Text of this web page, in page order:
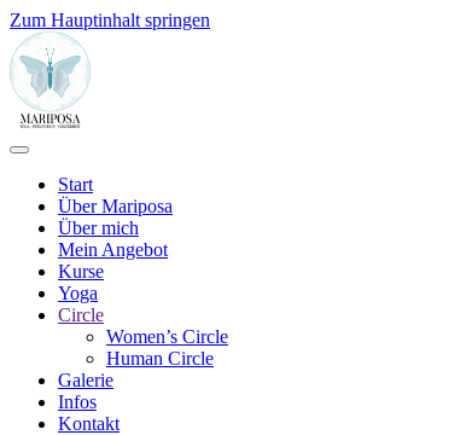
Zum Hauptinhalt springen
Start
Über Mariposa
Über mich
Mein Angebot
Kurse
Yoga
Circle
Women’s Circle
Human Circle
Galerie
Infos
Kontakt